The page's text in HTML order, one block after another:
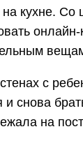
на кухне.
с
и снова
на